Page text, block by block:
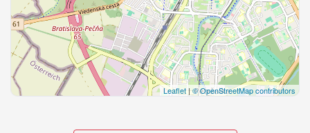
Leaflet |© OpenStreetMap contributors